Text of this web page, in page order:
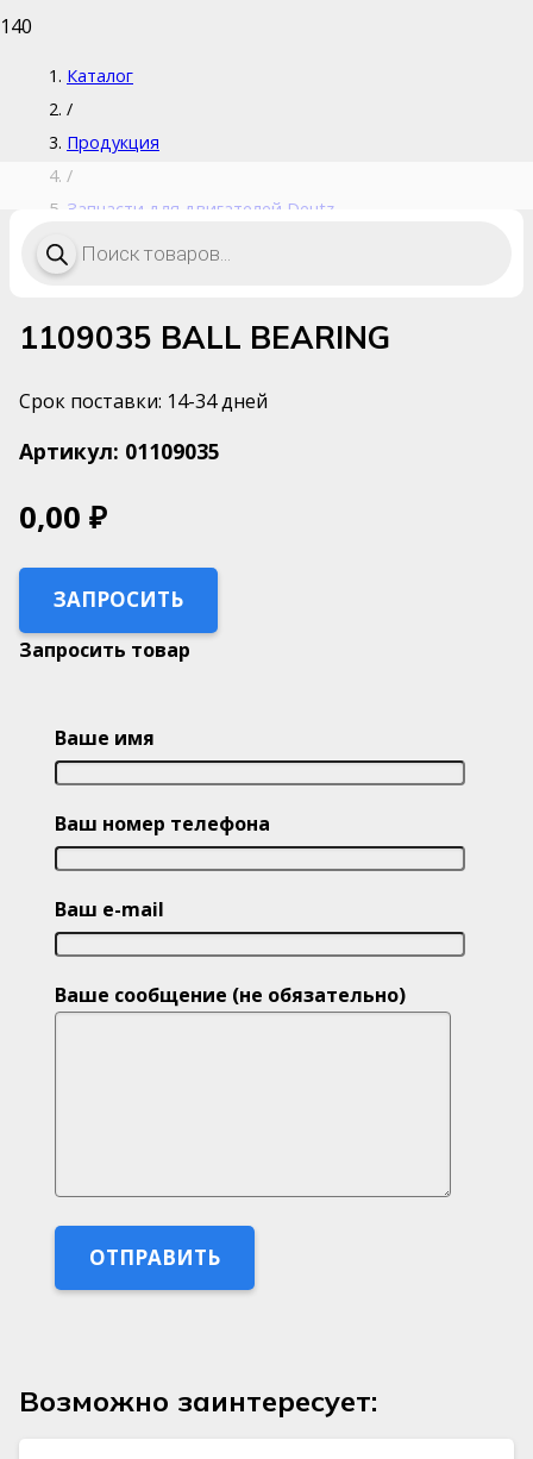
товаров
Каталог
/
Продукция
/
Запчасти для двигателей Deutz
1109035 BALL BEARING
1109035 BALL BEARING
Срок поставки: 14-34 дней
Артикул: 01109035
0,00 ₽
ЗАПРОСИТЬ
Запросить товар
Ваше имя
Ваш номер телефона
Ваш e-mail
Ваше сообщение (не обязательно)
Возможно заинтересует: